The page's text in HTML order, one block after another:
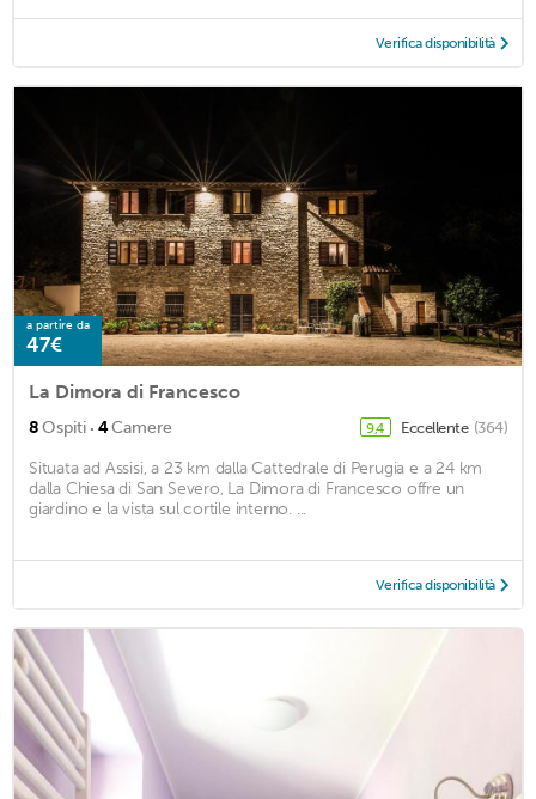
Verifica disponibilità
a partire da
47€
La Dimora di Francesco
8Ospiti · 4Camere 9,4 Eccellente (364)
Situata ad Assisi, a 23 km dalla Cattedrale di Perugia e a 24 km
dalla Chiesa di San Severo, La Dimora di Francesco offre un
giardino e la vista sul cortile interno. ...
Verifica disponibilità